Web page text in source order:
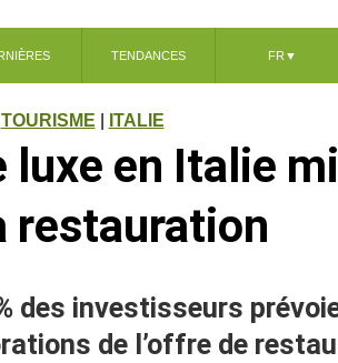
TENDANCES FR ▼
TOURISME ITALIE
luxe en Italie
restauration
des investisseurs
de l’offre de